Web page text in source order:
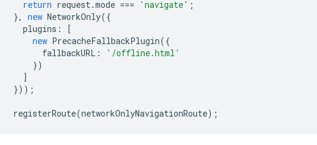
return request.mode === 'navigate' ;
},
new NetworkOnly({
plugins :
[
new PrecacheFallbackPlugin({
fallbackURL :
'/offline.html'
})
]
}));
registerRoute(networkOnlyNavigationRoute);